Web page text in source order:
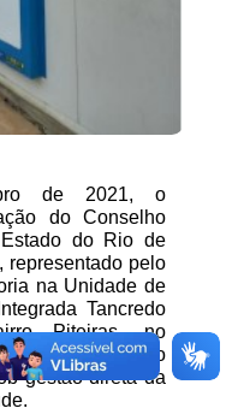
de 2021, o
do Conselho
do Rio de
representado pelo
na Unidade de
Tancredo
Piteiras, no
na Região Médio
gestão direta da